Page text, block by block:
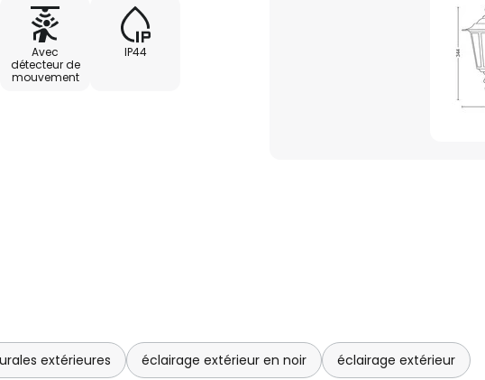
5 minutes
2 m
Avec
détecteur de
mouvement
IP44
extérieures éclairage extérieur en noir éclairage extérieur